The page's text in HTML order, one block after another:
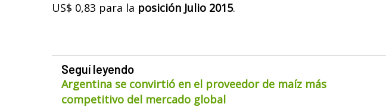
US$ 0,83 para la posición Julio 2015.
Seguí leyendo
Argentina se convirtió en el proveedor de maíz más
competitivo del mercado global